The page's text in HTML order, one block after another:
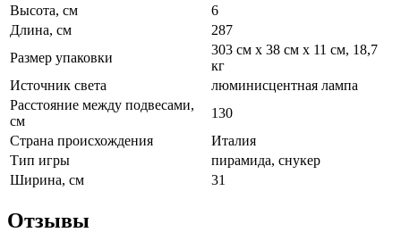
Высота, см
6
Длина, см
287
Размер упаковки
303 см х 38 см х 11 см, 18,7
кг
Источник света
люминисцентная лампа
Расстояние между подвесами,
см
130
Страна происхождения
Италия
Тип игры
пирамида, снукер
Ширина, см
31
Отзывы